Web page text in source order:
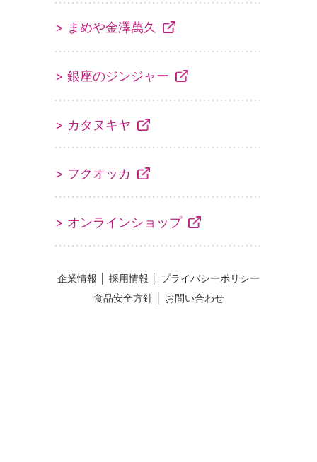
> まめや金澤萬久
> 銀座のジンジャー
> カタヌキヤ
> フクオッカ
> オンラインショップ
企業情報 採用情報
プライバシーポリシー
食品安全方針│ お問い合わせ